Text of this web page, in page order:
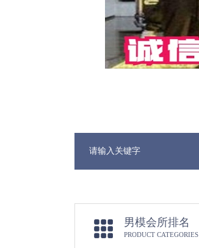
男模会所排名
PRODUCT CATEGORIES